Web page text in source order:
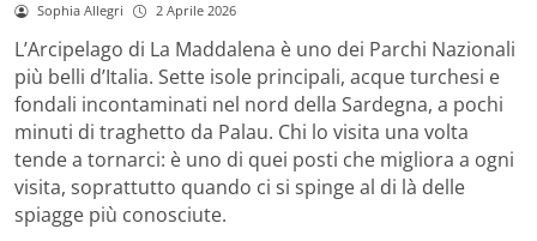
Sophia Allegri 2 Aprile 2026
L’Arcipelago di La Maddalena è uno dei Parchi Nazionali
più belli d’Italia. Sette isole principali, acque turchesi e
fondali incontaminati nel nord della Sardegna, a pochi
minuti di traghetto da Palau. Chi lo visita una volta
tende a tornarci: è uno di quei posti che migliora a ogni
visita, soprattutto quando ci si spinge al di là delle
spiagge più conosciute.